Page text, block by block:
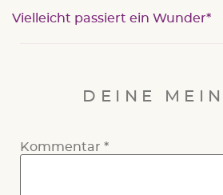
Vielleicht passiert ein Wunder
DEINE
Kommentar *